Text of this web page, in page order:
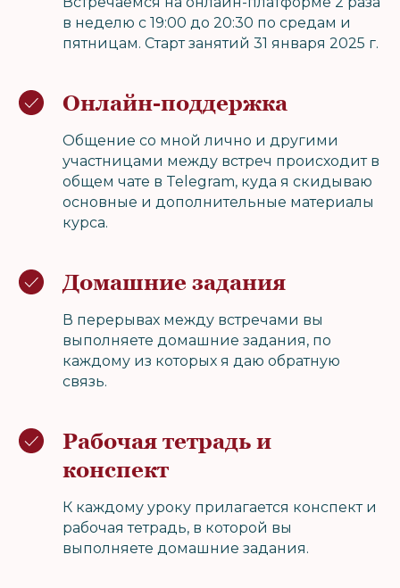
в неделю с 19:00 до 20:30 по средам и
пятницам. Старт занятий 31 января 2025 г.
Онлайн-поддержка
Общение со мной лично и другими
участницами между встреч происходит в
общем чате в Telegram, куда я скидываю
основные и дополнительные материалы
курса.
Домашние задания
В перерывах между встречами вы
выполняете домашние задания, по
каждому из которых я даю обратную
связь.
Рабочая тетрадь и
конспект
К каждому уроку прилагается конспект и
рабочая тетрадь, в которой вы
выполняете домашние задания.